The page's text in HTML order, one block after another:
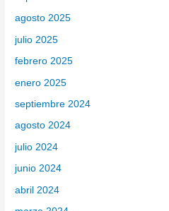
agosto 2025
julio 2025
febrero 2025
enero 2025
septiembre 2024
agosto 2024
julio 2024
junio 2024
abril 2024